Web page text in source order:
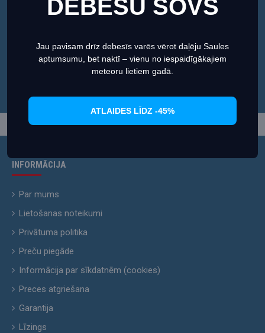
vislabāko pieredzi mūsu vietnē.
Iestatiet Piekrītu
Sestdien no 10:00 līdz 16:00
info@skyhunters.lv
INFORMĀCIJA
Par mums
Lietošanas noteikumi
Privātuma politika
Preču piegāde
Informācija par sīkdatnēm (cookies)
Preces atgriešana
Garantija
Līzings
DEBESU ŠOVS
Jau pavisam drīz debesīs varēs vērot daļēju Saules
aptumsumu, bet naktī – vienu no iespaidīgākajiem
meteoru lietiem gadā.
ATLAIDES LĪDZ -45%